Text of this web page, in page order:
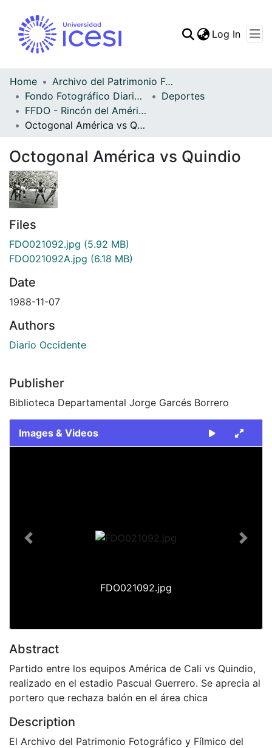
Statistics
Log In
Home
Archivo del Patrimonio Fotográfico y Fílmico del Valle del Cauca
Fondo Fotográfico Diario Occidente
Deportes
FFDO - Rincón del América - Patrimonial
Octogonal América vs Quindio
Octogonal América vs Quindio
Files
FDO021092.jpg (5.92 MB)
FDO021092A.jpg (6.18 MB)
Date
1988-11-07
Authors
Diario Occidente
Publisher
Biblioteca Departamental Jorge Garcés Borrero
Images & Videos
FDO021092.jpg
Previous Next
Abstract
Partido entre los equipos América de Cali vs Quindio,
realizado en el estadio Pascual Guerrero. Se aprecia al
portero que rechaza balón en el área chica
Description
El Archivo del Patrimonio Fotográfico y Fílmico del